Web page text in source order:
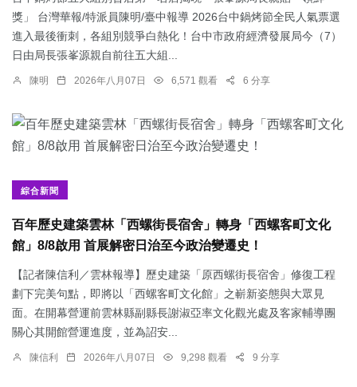
獎」 台灣華報/特派員陳明/臺中報導 2026台中鍋烤節全民人氣票選
進入最後衝刺，各組別競爭白熱化！台中市政府經濟發展局今（7）
日由局長張峯源親自前往五大組...
陳明 2026年八月07日 6,571 觀看 6 分享
綜合新聞
百年歷史建築雲林「西螺街長宿舍」轉身「西螺客町文化
館」8/8啟用 首展解密日治至今政治變遷史！
【記者陳信利／雲林報導】歷史建築「原西螺街長宿舍」修復工程
劃下完美句點，即將以「西螺客町文化館」之嶄新姿態與大眾見
面。在開幕營運前雲林縣副縣長謝淑亞率文化觀光處及客家輔導團
關心其開館營運進度，並為詔安...
陳信利 2026年八月07日 9,298 觀看 9 分享